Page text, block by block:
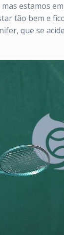
estamos
tão bem e
que se